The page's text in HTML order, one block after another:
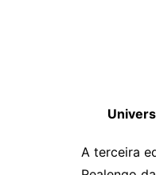
A terceira